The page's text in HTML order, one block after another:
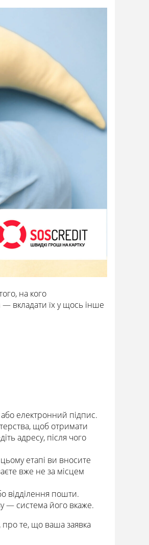
на кого
вкладати їх у щось інше
електронний підпис.
щоб отримати
адресу, після чого
етапі ви вносите
вже не за місцем
відділення пошти.
— система його вкаже.
про те, що ваша заявка